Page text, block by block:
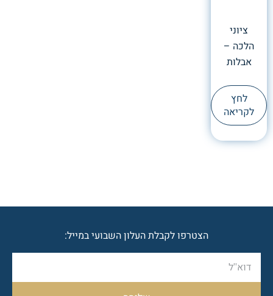
ציוני
הלכה –
אבלות
לחץ
לקריאה
הצטרפו לקבלת העלון השבועי במייל: